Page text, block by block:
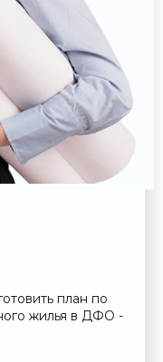
план по
жилья в ДФО -